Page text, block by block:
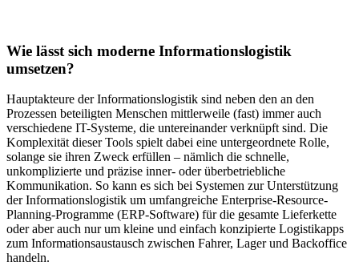
Wie lässt sich moderne Informationslogistik
umsetzen?
Hauptakteure der Informationslogistik sind neben den an den
Prozessen beteiligten Menschen mittlerweile (fast) immer auch
verschiedene IT-Systeme, die untereinander verknüpft sind. Die
Komplexität dieser Tools spielt dabei eine untergeordnete Rolle,
solange sie ihren Zweck erfüllen – nämlich die schnelle,
unkomplizierte und präzise inner- oder überbetriebliche
Kommunikation. So kann es sich bei Systemen zur Unterstützung
der Informationslogistik um umfangreiche Enterprise-Resource-
Planning-Programme (ERP-Software) für die gesamte Lieferkette
oder aber auch nur um kleine und einfach konzipierte Logistikapps
zum Informationsaustausch zwischen Fahrer, Lager und Backoffice
handeln.